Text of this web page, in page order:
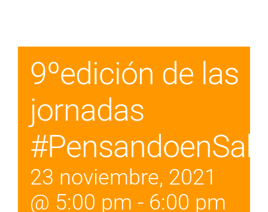
9ºedición de las
jornadas
23 noviembre, 2021
@ 5:00 pm - 6:00 pm